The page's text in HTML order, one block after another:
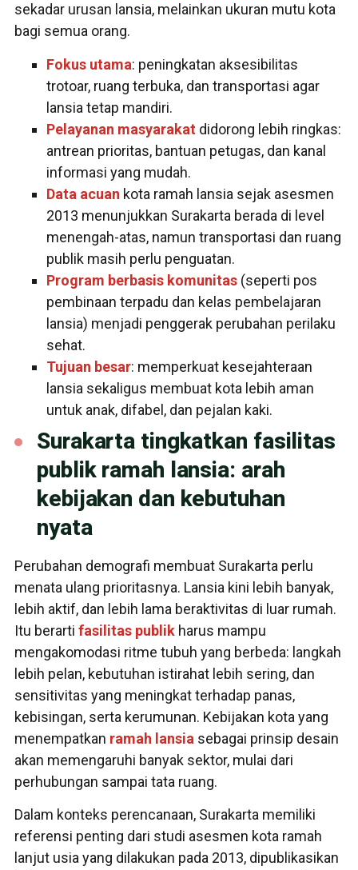
sekadar urusan lansia, melainkan ukuran mutu kota
bagi semua orang.
Fokus utama: peningkatan aksesibilitas
trotoar, ruang terbuka, dan transportasi agar
lansia tetap mandiri.
Pelayanan masyarakat didorong lebih ringkas:
antrean prioritas, bantuan petugas, dan kanal
informasi yang mudah.
Data acuan kota ramah lansia sejak asesmen
2013 menunjukkan Surakarta berada di level
menengah-atas, namun transportasi dan ruang
publik masih perlu penguatan.
Program berbasis komunitas (seperti pos
pembinaan terpadu dan kelas pembelajaran
lansia) menjadi penggerak perubahan perilaku
sehat.
Tujuan besar: memperkuat kesejahteraan
lansia sekaligus membuat kota lebih aman
untuk anak, difabel, dan pejalan kaki.
Surakarta tingkatkan fasilitas
publik ramah lansia: arah
kebijakan dan kebutuhan
nyata
Perubahan demografi membuat Surakarta perlu
menata ulang prioritasnya. Lansia kini lebih banyak,
lebih aktif, dan lebih lama beraktivitas di luar rumah.
Itu berarti fasilitas publik harus mampu
mengakomodasi ritme tubuh yang berbeda: langkah
lebih pelan, kebutuhan istirahat lebih sering, dan
sensitivitas yang meningkat terhadap panas,
kebisingan, serta kerumunan. Kebijakan kota yang
menempatkan ramah lansia sebagai prinsip desain
akan memengaruhi banyak sektor, mulai dari
perhubungan sampai tata ruang.
Dalam konteks perencanaan, Surakarta memiliki
referensi penting dari studi asesmen kota ramah
lanjut usia yang dilakukan pada 2013, dipublikasikan